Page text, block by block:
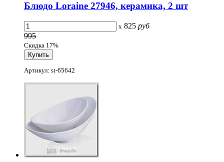
Блюдо Loraine 27946, керамика, 2 шт
x 825 руб
995
Скидка 17%
Артикул: st-65642